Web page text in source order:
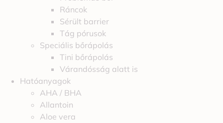
Ráncok
Sérült barrier
Tág pórusok
Speciális bőrápolás
Tini bőrápolás
Várandósság alatt is
Hatóanyagok
AHA / BHA
Allantoin
Aloe vera